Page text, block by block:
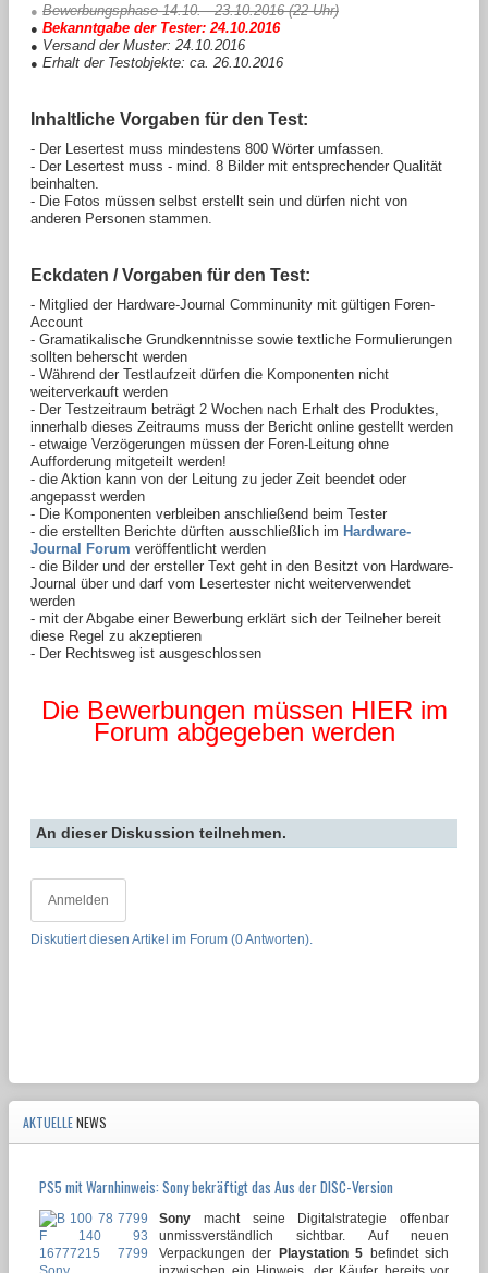
● Bewerbungsphase 14.10. - 23.10.2016 (22 Uhr)
● Bekanntgabe der Tester: 24.10.2016
● Versand der Muster: 24.10.2016
● Erhalt der Testobjekte: ca. 26.10.2016
Inhaltliche Vorgaben für den Test:
- Der Lesertest muss mindestens 800 Wörter umfassen.
- Der Lesertest muss - mind. 8 Bilder mit entsprechender Qualität
beinhalten.
- Die Fotos müssen selbst erstellt sein und dürfen nicht von
anderen Personen stammen.
Eckdaten / Vorgaben für den Test:
- Mitglied der Hardware-Journal Comminunity mit gültigen Foren-
Account
- Gramatikalische Grundkenntnisse sowie textliche Formulierungen
sollten beherscht werden
- Während der Testlaufzeit dürfen die Komponenten nicht
weiterverkauft werden
- Der Testzeitraum beträgt 2 Wochen nach Erhalt des Produktes,
innerhalb dieses Zeitraums muss der Bericht online gestellt werden
- etwaige Verzögerungen müssen der Foren-Leitung ohne
Aufforderung mitgeteilt werden!
- die Aktion kann von der Leitung zu jeder Zeit beendet oder
angepasst werden
- Die Komponenten verbleiben anschließend beim Tester
- die erstellten Berichte dürften ausschließlich im Hardware-
Journal Forum veröffentlicht werden
- die Bilder und der ersteller Text geht in den Besitzt von Hardware-
Journal über und darf vom Lesertester nicht weiterverwendet
werden
- mit der Abgabe einer Bewerbung erklärt sich der Teilneher bereit
diese Regel zu akzeptieren
- Der Rechtsweg ist ausgeschlossen
Die Bewerbungen müssen HIER im
Forum abgegeben werden
An dieser Diskussion teilnehmen.
Anmelden
Diskutiert diesen Artikel im Forum (0 Antworten).
AKTUELLENEWS
PS5 mit Warnhinweis: Sony bekräftigt das Aus der DISC-Version
Sony macht seine Digitalstrategie offenbar
unmissverständlich sichtbar. Auf neuen
Verpackungen der Playstation 5 befindet sich